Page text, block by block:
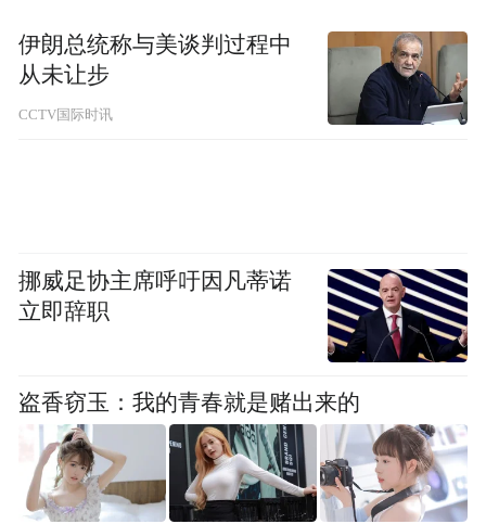
第725位 高邮市临泽镇
第770位 仪征市陈集镇
第863位 高邮市汤庄镇
↓↓↓
2025年全国综合实力千强镇名单
伊朗总统称与美谈判过程中
从未让步
CCTV国际时讯
挪威足协主席呼吁因凡蒂诺
立即辞职
盗香窃玉：我的青春就是赌出来的